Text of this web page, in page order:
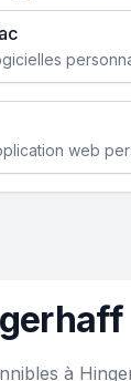
à